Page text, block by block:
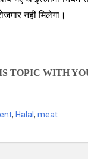
नहीं मिलेगा।
TOPIC WITH
, Halal , meat